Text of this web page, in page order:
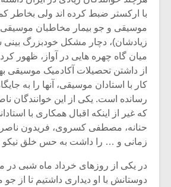
با ارکستر ضبط کرده اند ولی بخاطر
موسیقی و جو بیمار مخاطبان موسیقی
زیادشان)، دچار مشکل خودبزرگ بینی
میان گاه چهره هایی در آواز، ظهور
از داشتن تحصیلات آکادمیک موسیقی
کار با استادان موسیقی، آنها را به
رسانده است. یکی از این خوانندگان
که غیر از اینکه اقبال همکاری با
حنانه، مصطفی کسروی، فریدون
زمانی و … را داشت به حس خلق نیکو
در یکی از روزهای خرداد ماه شبی در
دوستانش با او دیداری داشتیم تا از